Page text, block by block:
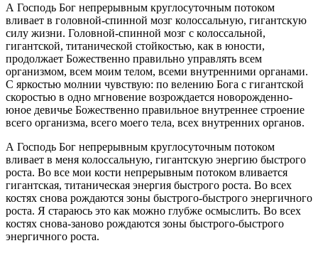
А Господь Бог непрерывным круглосуточным потоком
вливает в головной-спинной мозг колоссальную, гигантскую
силу жизни. Головной-спинной мозг с колоссальной,
гигантской, титанической стойкостью, как в юности,
продолжает Божественно правильно управлять всем
организмом, всем моим телом, всеми внутренними органами.
С яркостью молнии чувствую: по велению Бога с гигантской
скоростью в одно мгновение возрождается новорожденно-
юное девичье Божественно правильное внутреннее строение
всего организма, всего моего тела, всех внутренних органов.
А Господь Бог непрерывным круглосуточным потоком
вливает в меня колоссальную, гигантскую энергию быстрого
роста. Во все мои кости непрерывным потоком вливается
гигантская, титаническая энергия быстрого роста. Во всех
костях снова рождаются зоны быстрого-быстрого энергичного
роста. Я стараюсь это как можно глубже осмыслить. Во всех
костях снова-заново рождаются зоны быстрого-быстрого
энергичного роста.